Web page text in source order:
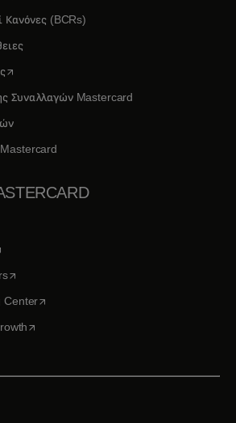
Κανόνες (BCRs)
opens in a new tab
Συναλλαγών Mastercard
a new tab
in a new tab
opens in a new tab
Centeropens in a new tab
opens in a new tab